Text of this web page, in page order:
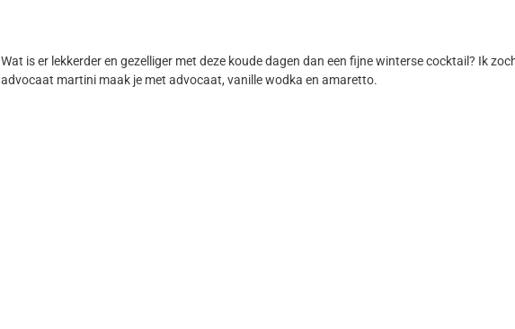
Wat is er lekkerder en gezelliger met deze koude dagen dan een fijne winterse cocktail? Ik
advocaat martini maak je met advocaat, vanille wodka en amaretto.